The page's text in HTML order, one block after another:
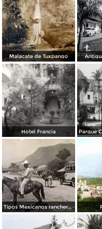
Malacate de Tuxpango
Hotel Francia
Tipos Mexicanos ranchero motivo tipico..